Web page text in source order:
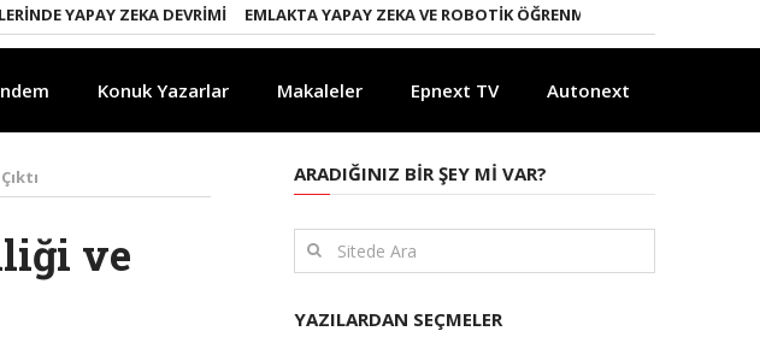
YAPAY ZEKA DEVRIMI EMLAKTA YAPAY ZEKA VE ROBOTIK ÖĞRENME DÖNEMI
Konuk Yazarlar Makaleler Epnext TV Autonext
ve
ARADIĞINIZ BIR ŞEY MI VAR?
YAZILARDAN SEÇMELER